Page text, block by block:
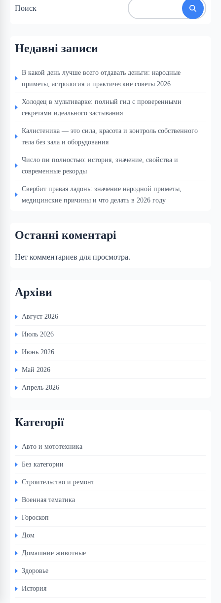
Поиск
Недавні записи
В какой день лучше всего отдавать деньги: народные
приметы, астрология и практические советы 2026
Холодец в мультиварке: полный гид с проверенными
секретами идеального застывания
Калистеника — это сила, красота и контроль собственного
тела без зала и оборудования
Число пи полностью: история, значение, свойства и
современные рекорды
Свербит правая ладонь: значение народной приметы,
медицинские причины и что делать в 2026 году
Останні коментарі
Нет комментариев для просмотра.
Архіви
Август 2026
Июль 2026
Июнь 2026
Май 2026
Апрель 2026
Категорії
Авто и мототехника
Без категории
Строительство и ремонт
Военная тематика
Гороскоп
Дом
Домашние животные
Здоровье
История